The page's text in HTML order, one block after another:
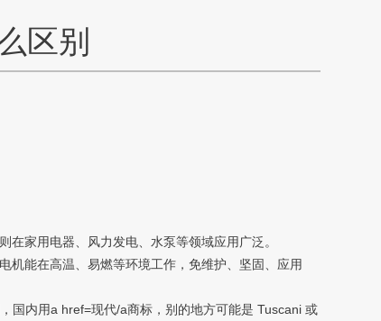
区别
家用电器、风力发电、水泵等领域应用广泛。
能在高温、易燃等环境工作，免维护、坚固、应用
内用a href=现代/a商标，别的地方可能是 Tuscani 或